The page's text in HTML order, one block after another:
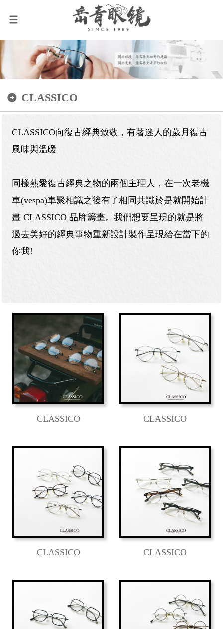
CLASSICO
CLASSICO向復古經典致敬，有著迷人的歲月復古
風味與溫暖
同樣熱愛復古經典之物的兩個主理人，在一次老機
車(vespa)車聚相識之後有了相同共識於是就開始計
畫 CLASSICO 品牌籌畫。我們想要呈現的就是將
過去美好的經典事物重新設計製作呈現給在當下的
你我!
CLASSICO CLASSICO
CLASSICO CLASSICO